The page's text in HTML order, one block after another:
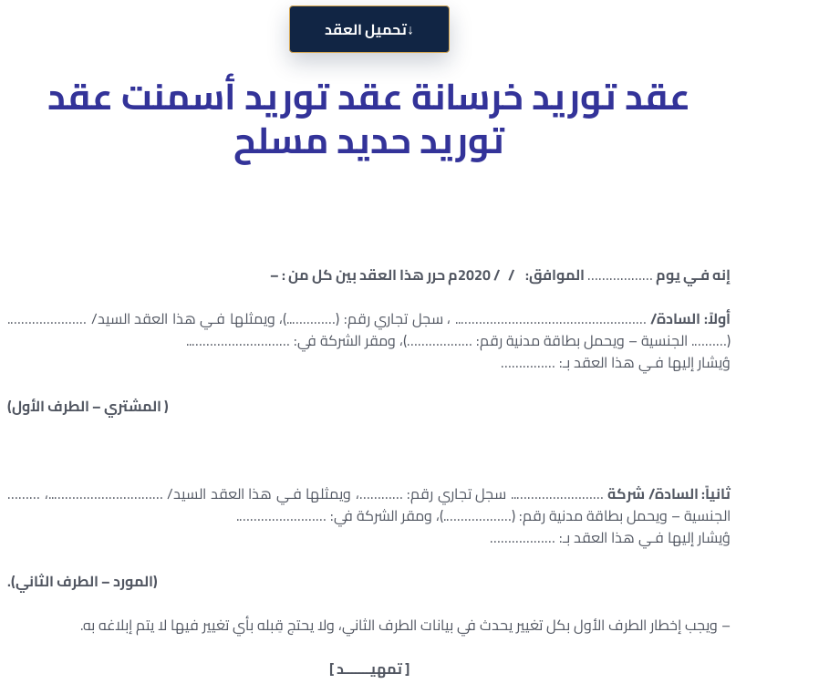
↓تحميل العقد
عقد توريد خرسانة عقد توريد أسمنت عقد
توريد حديد مسلح
إنه فـي يوم………………الموافق: / / 2020م حرر هذا العقد بين كل من : –
أولاً: السادة/…………………………………………….. ، سجل تجاري رقم: (…………..)، ويمثلها فـي هذا العقد السيد/ ………………….
(………. الجنسية – ويحمل بطاقة مدنية رقم: ………………)، ومقر الشركة في: ………………………..
وُيشار إليها فـي هذا العقد بـ: ……………
( المشتري – الطرف الأول)
ثانياً: السادة/ شركة…………………….. سجل تجاري رقم: …………، ويمثلها فـي هذا العقد السيد/ …………………………..، ………
الجنسية – ويحمل بطاقة مدنية رقم: (……………….)، ومقر الشركة في: …………………….
وُيشار إليها فـي هذا العقد بـ: ………………
(المورد – الطرف الثاني).
– ويجب إخطار الطرف الأول بكل تغيير يحدث في بيانات الطرف الثاني، ولا يحتج قِبله بأي تغيير فيها لا يتم إبلاغه به.
[ تمهيـــــــد ]